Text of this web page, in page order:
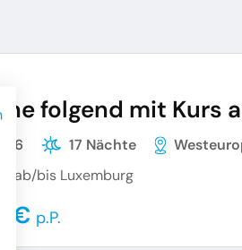
folgend mit Kurs
17 Nächte
ab/bis Luxemburg
€ p.P.